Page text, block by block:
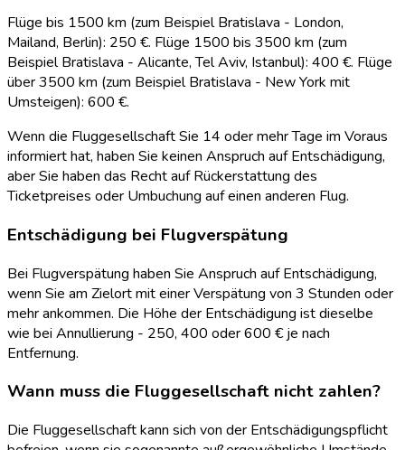
Flüge bis 1500 km (zum Beispiel Bratislava - London,
Mailand, Berlin): 250 €. Flüge 1500 bis 3500 km (zum
Beispiel Bratislava - Alicante, Tel Aviv, Istanbul): 400 €. Flüge
über 3500 km (zum Beispiel Bratislava - New York mit
Umsteigen): 600 €.
Wenn die Fluggesellschaft Sie 14 oder mehr Tage im Voraus
informiert hat, haben Sie keinen Anspruch auf Entschädigung,
aber Sie haben das Recht auf Rückerstattung des
Ticketpreises oder Umbuchung auf einen anderen Flug.
Entschädigung bei Flugverspätung
Bei Flugverspätung haben Sie Anspruch auf Entschädigung,
wenn Sie am Zielort mit einer Verspätung von 3 Stunden oder
mehr ankommen. Die Höhe der Entschädigung ist dieselbe
wie bei Annullierung - 250, 400 oder 600 € je nach
Entfernung.
Wann muss die Fluggesellschaft nicht zahlen?
Die Fluggesellschaft kann sich von der Entschädigungspflicht